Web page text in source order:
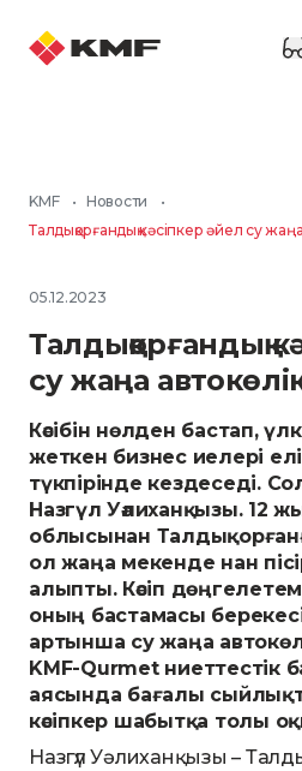
KMF • Новости
•
Талдықорғандық кәсіпкер әйел су
05.12.2023
Талдықорғандық
су жаңа
Кәсібін нөлден бастап,
жеткен бизнес иелері
түкпірінде кездеседі.
Назгүл Уәлиханқызы. 12
облысынан
ол жаңа мекенде нан
алыпты. Кәсіп
оның бастамасы
артынша су жаңа
KMF-Qurmet ниеттестік
аясында бағалы
кәсіпкер шабытқа толы
Назгүл Уәлиханқызы –